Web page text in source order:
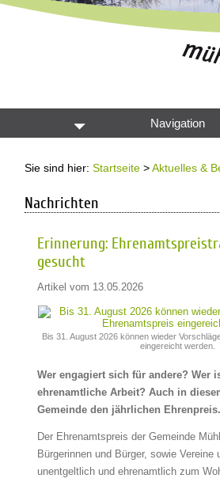
Navigation
Sie sind hier:Startseite >Aktuelles &
Nachrichten
Erinnerung:
gesucht
Artikel vom 13.05.2026
Bis 31. August 2026 können wieder
eingereicht werden.
Wer engagiert sich für andere? Wer
ehrenamtliche Arbeit? Auch in
Gemeinde den jährlichen Ehrenpreis.
Der Ehrenamtspreis der Gemeinde
Bürgerinnen und Bürger, sowie Vereine
unentgeltlich und ehrenamtlich zum